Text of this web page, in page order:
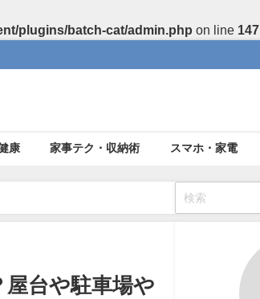
plugins/batch-cat/admin.php on line 147
康 家事テク・収納術 スマホ・家電
屋台や駐車場や